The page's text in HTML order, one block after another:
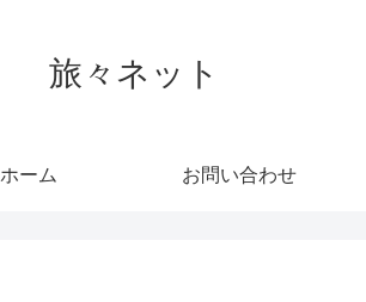
旅々ネット
ホーム お問い合わせ